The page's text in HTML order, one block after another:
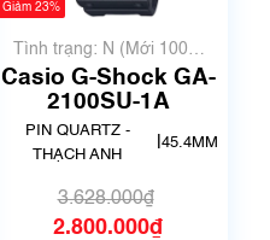
Giảm 23%
Tình trạng: N (Mới 100%
chưa qua sử dụng)
Casio G-Shock GA-
2100SU-1A
PIN QUARTZ -
THẠCH ANH
45.4MM
3.628.000₫
2.800.000₫